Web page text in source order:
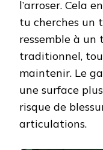
l’arroser. Cela
tu cherches un
ressemble à
traditionnel,
maintenir. Le
une surface
risque de
articulations.